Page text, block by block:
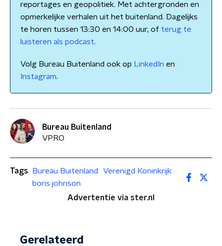
reportages en geopolitiek. Met achtergronden en
opmerkelijke verhalen uit het buitenland. Dagelijks
te horen tussen 13:30 en 14:00 uur, of terug te
luisteren als podcast.
Volg Bureau Buitenland ook op LinkedIn en
Instagram.
Bureau Buitenland
VPRO
Tags Bureau Buitenland
Verenigd Koninkrijk
boris johnson
Advertentie via ster.nl
Gerelateerd